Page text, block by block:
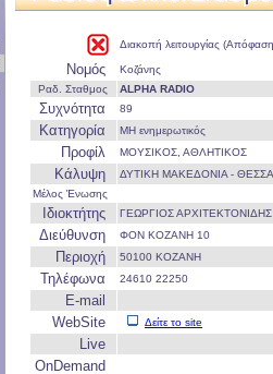
Διακοπή λειτουργίας
Νομός
Κοζάνης
Ραδ. Σταθμος
ALPHA RADIO
Συχνότητα 89
Κατηγορία ΜΗ ενημερωτικός
Προφίλ ΜΟΥΣΙΚΟΣ, ΑΘΛΗΤΙΚΟΣ
Κάλυψη
ΔΥΤΙΚΗ ΜΑΚΕΔΟΝΙΑ -
Μέλος Ένωσης
Ιδιοκτήτης ΓΕΩΡΓΙΟΣ ΑΡΧΙΤΕΚΤΟΝΙΔΗΣ
Διεύθυνση ΦΟΝ ΚΟΖΑΝΗ 10
Περιοχή 50100 ΚΟΖΑΝΗ
Τηλέφωνα 24610 22250
E-mail
WebSite
Δείτε το site
Live
OnDemand